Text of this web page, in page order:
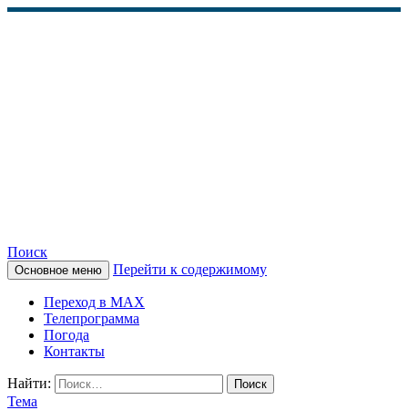
КАМЧАТСКОЕ
ИНФОРМАЦИОННОЕ
АГЕНТСТВО (КИА
«ВЕСТИ»)
Поиск
Основное меню Перейти к содержимому
Переход в MAX
Телепрограмма
Погода
Контакты
Найти:
Тема